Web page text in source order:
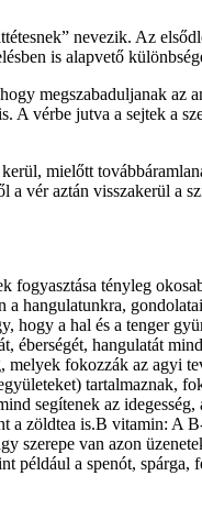
nevezik. Az
is alapvető
megszabaduljanak az
A vérbe jutva a sejtek a
mielőtt
vér aztán visszakerül a
tényleg
hangulatunkra,
hogy a hal és a tenger
éberségét, hangulatát
melyek fokozzák az agyi
tartalmaznak,
segítenek az
a zöldtea is.B vitamin: A
van azon
a spenót, spárga,